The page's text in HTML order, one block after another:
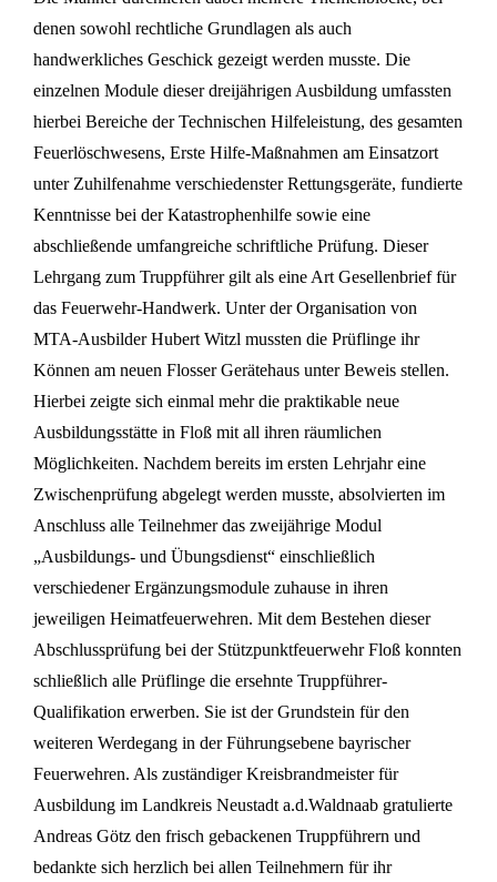
denen sowohl rechtliche Grundlagen als auch
handwerkliches Geschick gezeigt werden musste. Die
einzelnen Module dieser dreijährigen Ausbildung umfassten
hierbei Bereiche der Technischen Hilfeleistung, des gesamten
Feuerlöschwesens, Erste Hilfe-Maßnahmen am Einsatzort
unter Zuhilfenahme verschiedenster Rettungsgeräte, fundierte
Kenntnisse bei der Katastrophenhilfe sowie eine
abschließende umfangreiche schriftliche Prüfung. Dieser
Lehrgang zum Truppführer gilt als eine Art Gesellenbrief für
das Feuerwehr-Handwerk. Unter der Organisation von
MTA-Ausbilder Hubert Witzl mussten die Prüflinge ihr
Können am neuen Flosser Gerätehaus unter Beweis stellen.
Hierbei zeigte sich einmal mehr die praktikable neue
Ausbildungsstätte in Floß mit all ihren räumlichen
Möglichkeiten. Nachdem bereits im ersten Lehrjahr eine
Zwischenprüfung abgelegt werden musste, absolvierten im
Anschluss alle Teilnehmer das zweijährige Modul
„Ausbildungs- und Übungsdienst“ einschließlich
verschiedener Ergänzungsmodule zuhause in ihren
jeweiligen Heimatfeuerwehren. Mit dem Bestehen dieser
Abschlussprüfung bei der Stützpunktfeuerwehr Floß konnten
schließlich alle Prüflinge die ersehnte Truppführer-
Qualifikation erwerben. Sie ist der Grundstein für den
weiteren Werdegang in der Führungsebene bayrischer
Feuerwehren. Als zuständiger Kreisbrandmeister für
Ausbildung im Landkreis Neustadt a.d.Waldnaab gratulierte
Andreas Götz den frisch gebackenen Truppführern und
bedankte sich herzlich bei allen Teilnehmern für ihr